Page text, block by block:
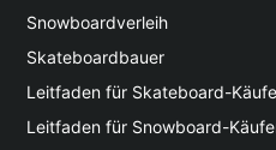
Snowboardverleih
Skateboardbauer
Leitfaden für Skateboard-
Leitfaden für Snowboard-